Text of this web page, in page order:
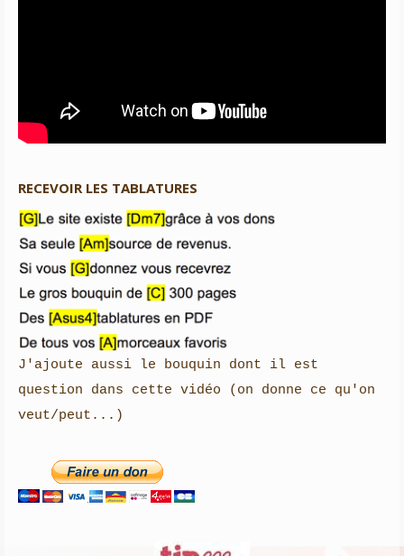
RECEVOIR LES TABLATURES
J'ajoute aussi le bouquin dont il est
question dans cette vidéo (on donne ce qu'on
veut/peut...)